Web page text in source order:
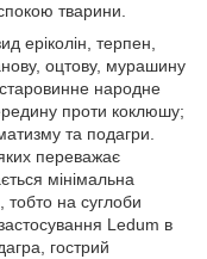
тварини.
еріколін, терпен,
оцтову, мурашину
народне
проти коклюшу;
та подагри.
переважає
мінімальна
тобто на суглоби
Ledum в
гострий